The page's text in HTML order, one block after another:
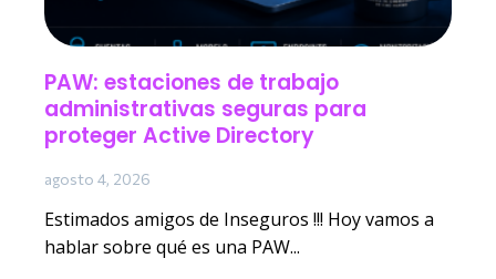
PAW: estaciones de trabajo
administrativas seguras para
proteger Active Directory
agosto 4, 2026
Estimados amigos de Inseguros !!! Hoy vamos a
hablar sobre qué es una PAW...